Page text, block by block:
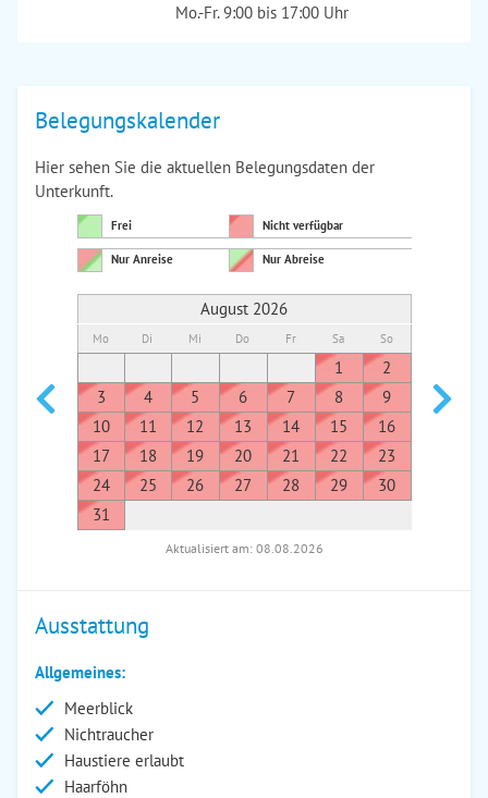
Mo.-Fr. 9:00 bis 17:00 Uhr
Belegungskalender
Hier sehen Sie die aktuellen Belegungsdaten der
Unterkunft.
Frei Nicht verfügbar
Nur Anreise Nur Abreise
August 2026
Mo Di Mi Do Fr Sa So
1
2
3
4 5 6 7 8
9
10
11 12 13 14 15
16
17
18 19 20 21 22
23
24
25 26 27 28 29
30
31
7
Aktualisiert am: 08.08.2026
Ausstattung
Allgemeines:
Meerblick
Nichtraucher
Haustiere erlaubt
Haarföhn